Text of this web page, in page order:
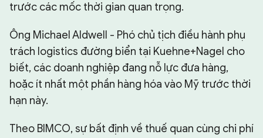
trước các mốc thời gian quan trọng.
Ông Michael Aldwell - Phó chủ tịch điều hành phụ
trách logistics đường biển tại Kuehne+Nagel cho
biết, các doanh nghiệp đang nỗ lực đưa hàng,
hoặc ít nhất một phần hàng hóa vào Mỹ trước thời
hạn này.
Theo BIMCO, sự bất định về thuế quan cùng chi phí